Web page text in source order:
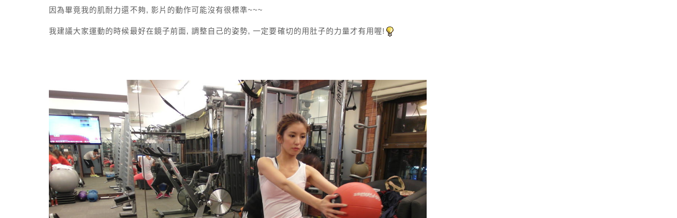
因為畢竟我的肌耐力還不夠, 影片的動作可能沒有很標準~~~
我建議大家運動的時候最好在鏡子前面, 調整自己的姿勢, 一定要確切的用肚子的力量才有用喔!